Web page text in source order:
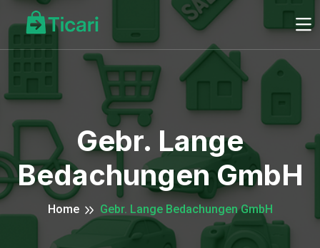
Gebr. Lange
Bedachungen GmbH
Home Gebr. Lange Bedachungen GmbH